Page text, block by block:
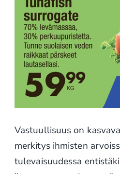
Vastuullisuus on
merkitys ihmisten
tulevaisuudessa